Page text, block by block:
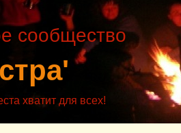
сообщество
хватит для всех!